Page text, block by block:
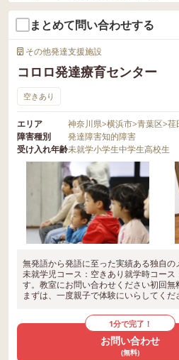
まとめて問い合わせする
その他発達支援施設
コロロ発達療育センター
空きあり
エリア 神奈川県>横浜市>青葉区>荏
障害種別
発達障害知的障害
受け入れ年齢未就学小学生中学生高校生
無発語から発語に至った実績ある独自の
未就学児コース：空きあり就学時コース
す。教室にお問い合わせください初回無
まずは、一度親子で体験にいらしてく
1分で完了！
お問い合わせ
(無料)